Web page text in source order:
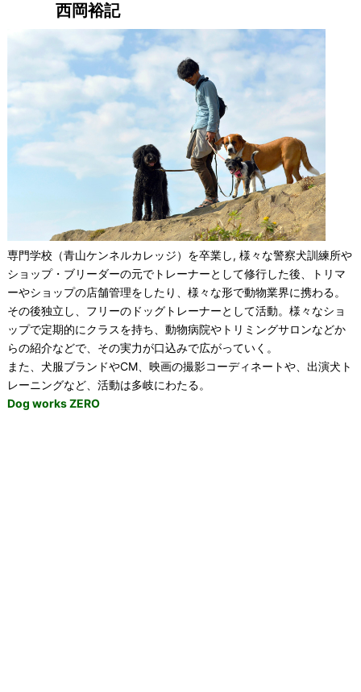
西岡裕記
専門学校（青山ケンネルカレッジ）を卒業し, 様々な警察犬訓練所や
ショップ・ブリーダーの元でトレーナーとして修行した後、トリマ
ーやショップの店舗管理をしたり、様々な形で動物業界に携わる。
その後独立し、フリーのドッグトレーナーとして活動。様々なショ
ップで定期的にクラスを持ち、動物病院やトリミングサロンなどか
らの紹介などで、その実力が口込みで広がっていく。
また、犬服ブランドやCM、映画の撮影コーディネートや、出演犬ト
レーニングなど、活動は多岐にわたる。
Dog works ZERO